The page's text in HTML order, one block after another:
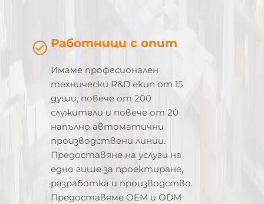
Работници с опит
Имаме професионален
технически R&D екип от 15
души, повече от 200
служители и повече от 20
напълно автоматични
производствени линии.
Предоставяне на услуги на
едно гише за проектиране,
разработка и производство.
Предоставяме OEM и ODM